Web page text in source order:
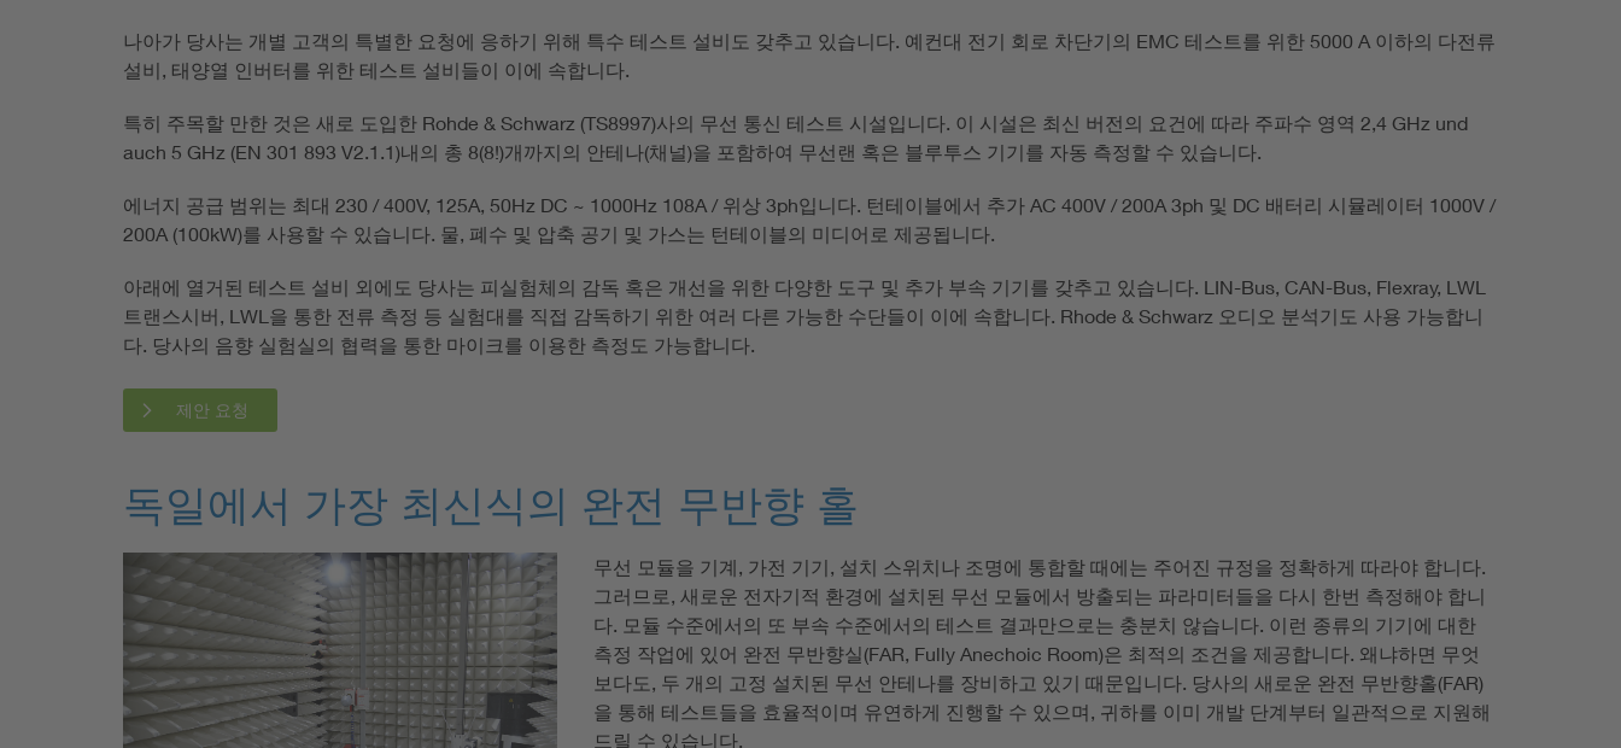
나아가 당사는 개별 고객의 특별한 요청에 응하기 위해 특수 테스트 설비도 갖추고 있습니다. 예컨대 전기 회로 차단기의 EMC 테스트를 위한 5000 A 이하의 다전류
설비, 태양열 인버터를 위한 테스트 설비들이 이에 속합니다.
특히 주목할 만한 것은 새로 도입한 Rohde & Schwarz (TS8997)사의 무선 통신 테스트 시설입니다. 이 시설은 최신 버전의 요건에 따라 주파수 영역 2,4 GHz und
auch 5 GHz (EN 301 893 V2.1.1)내의 총 8(8!)개까지의 안테나(채널)을 포함하여 무선랜 혹은 블루투스 기기를 자동 측정할 수 있습니다.
에너지 공급 범위는 최대 230 / 400V, 125A, 50Hz DC ~ 1000Hz 108A / 위상 3ph입니다. 턴테이블에서 추가 AC 400V / 200A 3ph 및 DC 배터리 시뮬레이터 1000V /
200A (100kW)를 사용할 수 있습니다. 물, 폐수 및 압축 공기 및 가스는 턴테이블의 미디어로 제공됩니다.
아래에 열거된 테스트 설비 외에도 당사는 피실험체의 감독 혹은 개선을 위한 다양한 도구 및 추가 부속 기기를 갖추고 있습니다. LIN-Bus, CAN-Bus, Flexray, LWL
트랜스시버, LWL을 통한 전류 측정 등 실험대를 직접 감독하기 위한 여러 다른 가능한 수단들이 이에 속합니다. Rhode & Schwarz 오디오 분석기도 사용 가능합니
다. 당사의 음향 실험실의 협력을 통한 마이크를 이용한 측정도 가능합니다.
제안 요청
독일에서 가장 최신식의 완전 무반향 홀
무선 모듈을 기계, 가전 기기, 설치 스위치나 조명에 통합할 때에는 주어진 규정을 정확하게 따라야 합니다.
그러므로, 새로운 전자기적 환경에 설치된 무선 모듈에서 방출되는 파라미터들을 다시 한번 측정해야 합니
다. 모듈 수준에서의 또 부속 수준에서의 테스트 결과만으로는 충분치 않습니다. 이런 종류의 기기에 대한
측정 작업에 있어 완전 무반향실(FAR, Fully Anechoic Room)은 최적의 조건을 제공합니다. 왜냐하면 무엇
보다도, 두 개의 고정 설치된 무선 안테나를 장비하고 있기 때문입니다. 당사의 새로운 완전 무반향홀(FAR)
을 통해 테스트들을 효율적이며 유연하게 진행할 수 있으며, 귀하를 이미 개발 단계부터 일관적으로 지원해
드릴 수 있습니다.